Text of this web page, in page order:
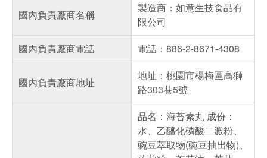
國內負責廠商名稱
製造商：如意生技食品有
限公司
國內負責廠商電話
電話：886-2-8671-4308
國內負責廠商地址
地址：桃園市楊梅區高獅
路303巷5號
品名：海苔素丸 成份：
水、乙醯化磷酸二澱粉、
豌豆萃取物(豌豆抽出物)、